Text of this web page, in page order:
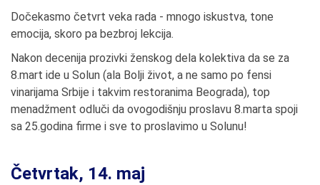
Dočekasmo četvrt veka rada - mnogo iskustva, tone
emocija, skoro pa bezbroj lekcija.
Nakon decenija prozivki ženskog dela kolektiva da se za
8.mart ide u Solun (ala Bolji život, a ne samo po fensi
vinarijama Srbije i takvim restoranima Beograda), top
menadžment odluči da ovogodišnju proslavu 8.marta spoji
sa 25.godina firme i sve to proslavimo u Solunu!
Četvrtak, 14. maj